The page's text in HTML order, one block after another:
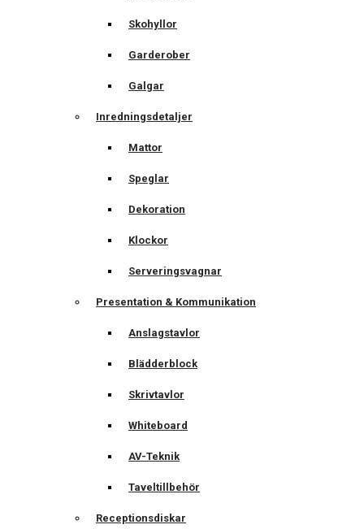
Skohyllor
Garderober
Galgar
Inredningsdetaljer
Mattor
Speglar
Dekoration
Klockor
Serveringsvagnar
Presentation & Kommunikation
Anslagstavlor
Blädderblock
Skrivtavlor
Whiteboard
AV-Teknik
Taveltillbehör
Receptionsdiskar